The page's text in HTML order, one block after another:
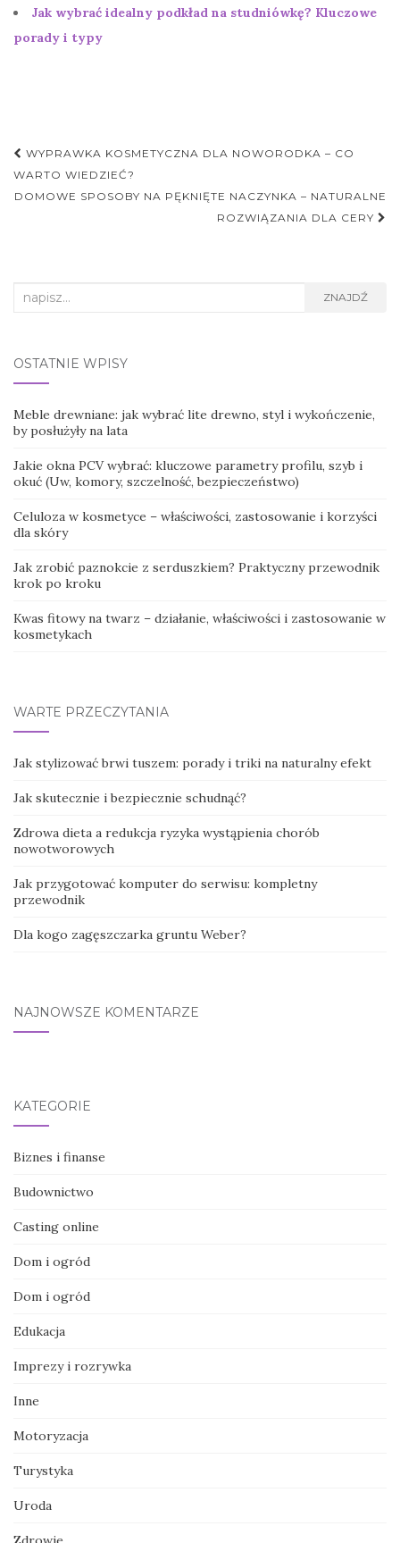
Jak wybrać idealny podkład na studniówkę? Kluczowe
porady i typy
Nawigacja
postu
WYPRAWKA KOSMETYCZNA DLA NOWORODKA – CO
WARTO WIEDZIEĆ?
DOMOWE SPOSOBY NA PĘKNIĘTE NACZYNKA – NATURALNE
ROZWIĄZANIA DLA CERY
Search
ZNAJDŹ
OSTATNIE WPISY
Meble drewniane: jak wybrać lite drewno, styl i wykończenie,
by posłużyły na lata
Jakie okna PCV wybrać: kluczowe parametry profilu, szyb i
okuć (Uw, komory, szczelność, bezpieczeństwo)
Celuloza w kosmetyce – właściwości, zastosowanie i korzyści
dla skóry
Jak zrobić paznokcie z serduszkiem? Praktyczny przewodnik
krok po kroku
Kwas fitowy na twarz – działanie, właściwości i zastosowanie w
kosmetykach
WARTE PRZECZYTANIA
Jak stylizować brwi tuszem: porady i triki na naturalny efekt
Jak skutecznie i bezpiecznie schudnąć?
Zdrowa dieta a redukcja ryzyka wystąpienia chorób
nowotworowych
Jak przygotować komputer do serwisu: kompletny
przewodnik
Dla kogo zagęszczarka gruntu Weber?
NAJNOWSZE KOMENTARZE
KATEGORIE
Biznes i finanse
Budownictwo
Casting online
Dom i ogród
Dom i ogród
Edukacja
Imprezy i rozrywka
Inne
Motoryzacja
Turystyka
Uroda